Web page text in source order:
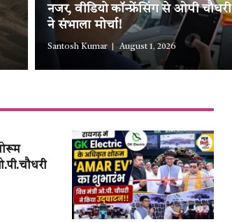
नजर, वीडियो कॉन्फ्रेंसिंग से ओपी चौधरी
ने संभाला मोर्चा!
Santosh Kumar August 1, 2026